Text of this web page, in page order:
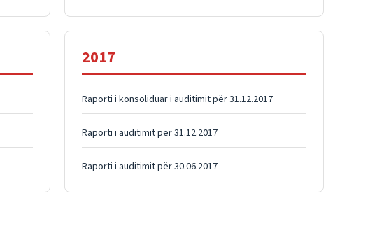
2017
Raporti i konsoliduar i auditimit për 31.12.2017
Raporti i auditimit për 31.12.2017
Raporti i auditimit për 30.06.2017